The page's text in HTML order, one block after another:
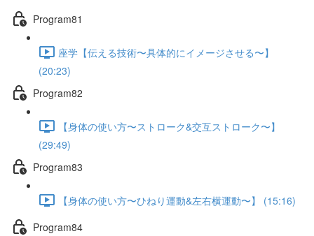
Program81
座学【伝える技術〜具体的にイメージさせる〜】
(20:23)
Program82
【身体の使い方〜ストローク&交互ストローク〜】
(29:49)
Program83
【身体の使い方〜ひねり運動&左右横運動〜】 (15:16)
Program84